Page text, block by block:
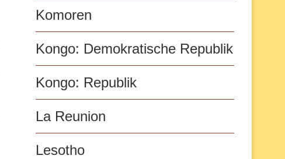
Komoren
Kongo: Demokratische Republik
Kongo: Republik
La Reunion
Lesotho